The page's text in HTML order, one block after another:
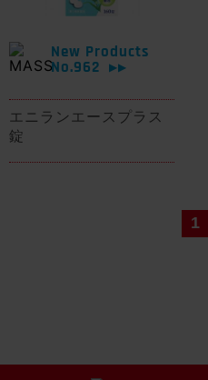
New Products
No.962
▶▶
エニランエースプラス
錠
1